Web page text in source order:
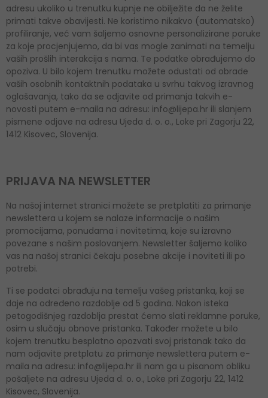
adresu ukoliko u trenutku kupnje ne obilježite da ne želite
primati takve obavijesti. Ne koristimo nikakvo (automatsko)
profiliranje, već vam šaljemo osnovne personalizirane poruke
za koje procjenjujemo, da bi vas mogle zanimati na temelju
vaših prošlih interakcija s nama. Te podatke obrađujemo do
opoziva. U bilo kojem trenutku možete odustati od obrade
vaših osobnih kontaktnih podataka u svrhu takvog izravnog
oglašavanja, tako da se odjavite od primanja takvih e-
novosti putem e-maila na adresu: info@lijepa.hr ili slanjem
pismene odjave na adresu Ujeda d. o. o., Loke pri Zagorju 22,
1412 Kisovec, Slovenija.
PRIJAVA NA NEWSLETTER
Na našoj internet stranici možete se pretplatiti za primanje
newslettera u kojem se nalaze informacije o našim
promocijama, ponudama i novitetima, koje su izravno
povezane s našim poslovanjem. Newsletter šaljemo koliko
vas na našoj stranici čekaju posebne akcije i noviteti ili po
potrebi.
Ti se podatci obrađuju na temelju vašeg pristanka, koji se
daje na određeno razdoblje od 5 godina. Nakon isteka
petogodišnjeg razdoblja prestat ćemo slati reklamne poruke,
osim u slučaju obnove pristanka. Također možete u bilo
kojem trenutku besplatno opozvati svoj pristanak tako da
nam odjavite pretplatu za primanje newslettera putem e-
maila na adresu: info@lijepa.hr ili nam ga u pisanom obliku
pošaljete na adresu Ujeda d. o. o., Loke pri Zagorju 22, 1412
Kisovec, Slovenija.